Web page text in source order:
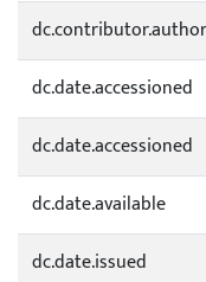
dc.contributor.author
dc.date.accessioned
dc.date.accessioned
dc.date.available
dc.date.issued